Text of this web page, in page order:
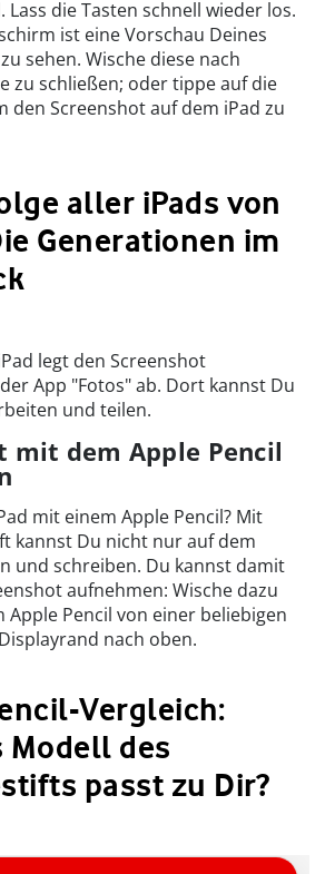
Lass die Tasten schnell wieder los.
ist eine Vorschau Deines
sehen. Wische diese nach
zu schließen; oder tippe auf die
den Screenshot auf dem iPad zu
aller iPads von
Generationen im
legt den Screenshot
App "Fotos" ab. Dort kannst Du
und teilen.
mit dem Apple Pencil
mit einem Apple Pencil? Mit
kannst Du nicht nur auf dem
und schreiben. Du kannst damit
aufnehmen: Wische dazu
Apple Pencil von einer beliebigen
nach oben.
Vergleich:
Modell des
passt zu Dir?